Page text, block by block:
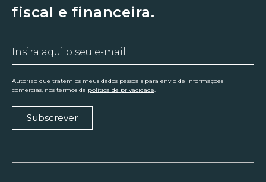
fiscal e financeira.
Autorizo que tratem os meus dados pessoais para envio de informações
comercias, nos termos da política de privacidade.
Subscrever